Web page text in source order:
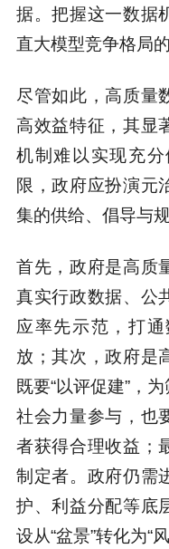
据。把握这一数据
直大模型竞争格局
尽管如此，高质量
高效益特征，其显
机制难以实现充
限，政府应扮演元
集的供给、倡导与
首先，政府是高质
真实行政数据、公
应率先示范，打
放；其次，政府是
既要“以评促建”，
社会力量参与，也
者获得合理收益；
制定者。政府仍需
护、利益分配等底
设从“盆景”转化为“风